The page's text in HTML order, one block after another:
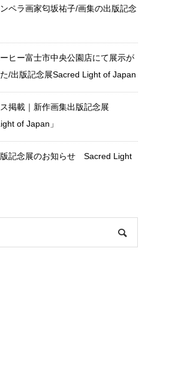
ペラ画家匂坂祐子/画集の出版記念
ヒー富士市中央公園店にて展示が
/出版記念展Sacred Light of Japan
掲載｜新作画集出版記念展
of Japan」
記念展のお知らせ Sacred Light